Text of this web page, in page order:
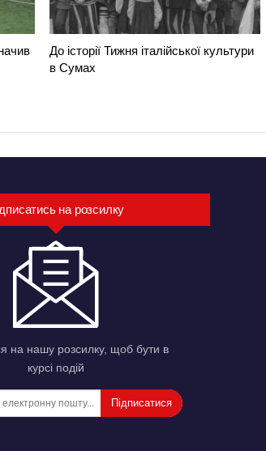
До історії Тижня італійської культури
в Сумах
на розсилку
на нашу розсилку, щоб бути в
курсі подій
Підписатися